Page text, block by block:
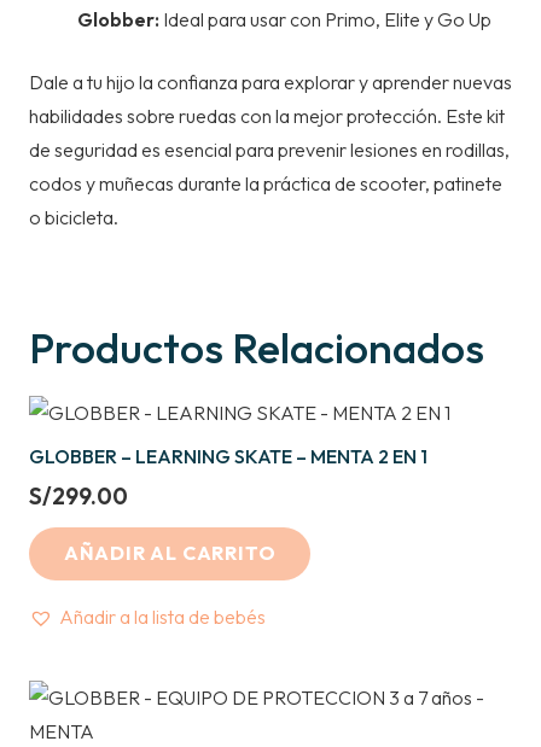
Globber: Ideal para usar con Primo, Elite y Go Up
Dale a tu hijo la confianza para explorar y aprender nuevas
habilidades sobre ruedas con la mejor protección. Este kit
de seguridad es esencial para prevenir lesiones en rodillas,
codos y muñecas durante la práctica de scooter, patinete
o bicicleta.
Productos Relacionados
GLOBBER – LEARNING SKATE – MENTA 2 EN 1
S/299.00
AÑADIR AL CARRITO
Añadir a la lista de bebés